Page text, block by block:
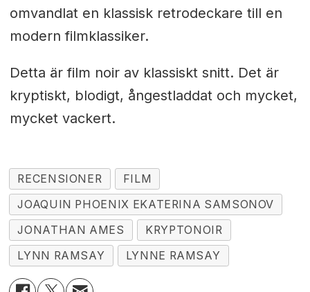
omvandlat en klassisk retrodeckare till en
modern filmklassiker.
Detta är film noir av klassiskt snitt. Det är
kryptiskt, blodigt, ångestladdat och mycket,
mycket vackert.
RECENSIONER
FILM
JOAQUIN PHOENIX EKATERINA SAMSONOV
JONATHAN AMES
KRYPTONOIR
LYNN RAMSAY
LYNNE RAMSAY